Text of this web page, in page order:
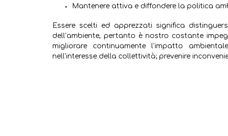
Mantenere attiva e diffondere la politica
Essere scelti ed apprezzati significa
dell’ambiente, pertanto è nostro costante
migliorare continuamente l’impatto
nell'interesse della collettività; prevenire